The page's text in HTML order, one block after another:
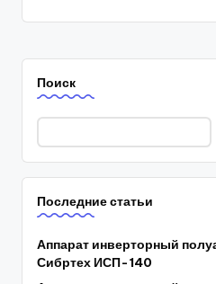
Поиск
Последние статьи
Аппарат инверторный
Сибртех ИСП-140